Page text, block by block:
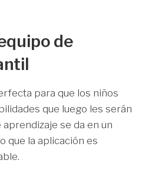
de
para que los niños
que luego les serán
se da en un
que la aplicación es